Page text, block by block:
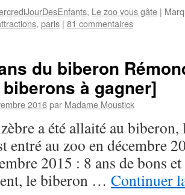
, Le zoo vous gâte |
, paris | 81 commentaires
du biberon
à gagner]
2016par Madame Moustick
a été allaité au
entré au zoo en décembre
2015 : 8 ans de bons
le biberon … Continuer